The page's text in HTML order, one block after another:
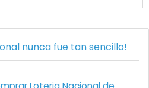
nunca fue tan sencillo!